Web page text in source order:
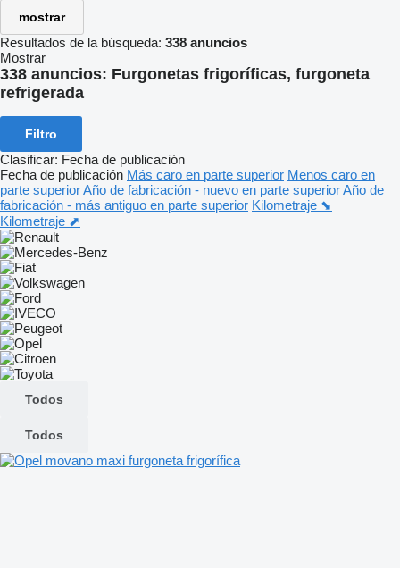
mostrar
Resultados de la búsqueda: 338 anuncios
Mostrar
338 anuncios: Furgonetas frigoríficas, furgoneta
refrigerada
Filtro
Clasificar: Fecha de publicación
Fecha de publicación Más caro en parte superior Menos caro en
parte superiorAño de fabricación - nuevo en parte superiorAño de
fabricación - más antiguo en parte superior Kilometraje ⬊
Kilometraje ⬈
Todos
Todos